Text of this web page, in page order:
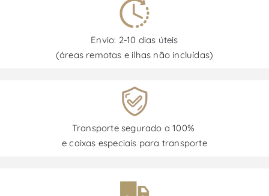
Envio: 2-10 dias úteis
(áreas remotas e ilhas não incluídas)
Transporte segurado a 100%
e caixas especiais para transporte